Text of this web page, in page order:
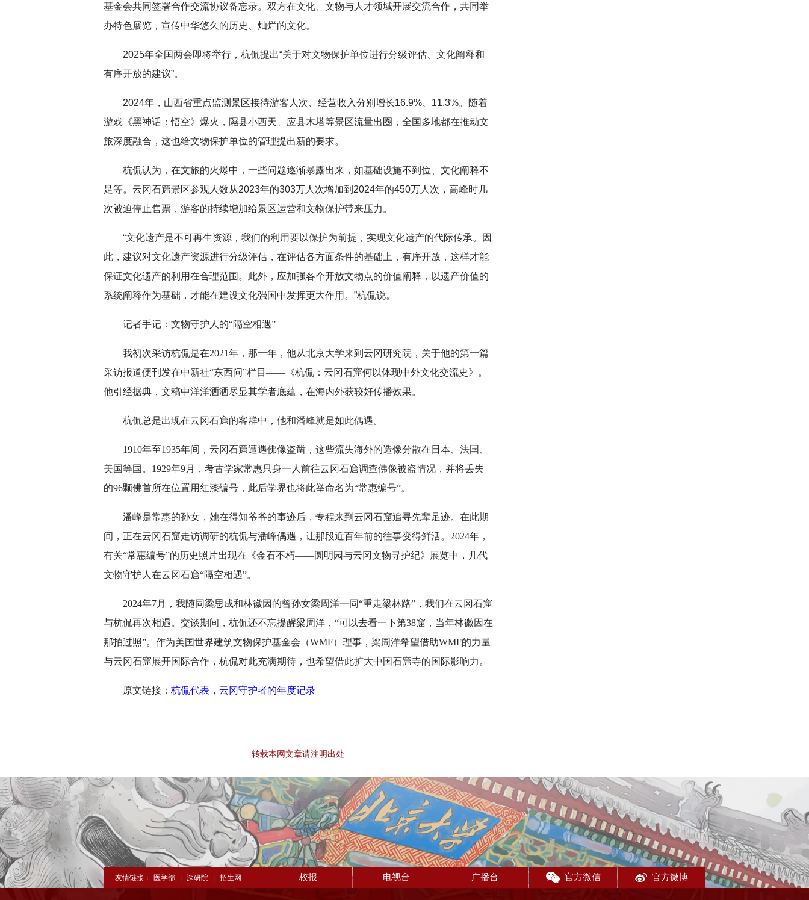
基金会共同签署合作交流协议备忘录。双方在文化、文物与人才领域开展交流合作，共同举
办特色展览，宣传中华悠久的历史、灿烂的文化。
2025年全国两会即将举行，杭侃提出“关于对文物保护单位进行分级评估、文化阐释和
有序开放的建议”。
2024年，山西省重点监测景区接待游客人次、经营收入分别增长16.9%、11.3%。随着
游戏《黑神话：悟空》爆火，隰县小西天、应县木塔等景区流量出圈，全国多地都在推动文
旅深度融合，这也给文物保护单位的管理提出新的要求。
杭侃认为，在文旅的火爆中，一些问题逐渐暴露出来，如基础设施不到位、文化阐释不
足等。云冈石窟景区参观人数从2023年的303万人次增加到2024年的450万人次，高峰时几
次被迫停止售票，游客的持续增加给景区运营和文物保护带来压力。
“文化遗产是不可再生资源，我们的利用要以保护为前提，实现文化遗产的代际传承。因
此，建议对文化遗产资源进行分级评估，在评估各方面条件的基础上，有序开放，这样才能
保证文化遗产的利用在合理范围。此外，应加强各个开放文物点的价值阐释，以遗产价值的
系统阐释作为基础，才能在建设文化强国中发挥更大作用。”杭侃说。
记者手记：文物守护人的“隔空相遇”
我初次采访杭侃是在2021年，那一年，他从北京大学来到云冈研究院，关于他的第一篇
采访报道便刊发在中新社“东西问”栏目——《杭侃：云冈石窟何以体现中外文化交流史》。
他引经据典，文稿中洋洋洒洒尽显其学者底蕴，在海内外获较好传播效果。
杭侃总是出现在云冈石窟的客群中，他和潘峰就是如此偶遇。
1910年至1935年间，云冈石窟遭遇佛像盗凿，这些流失海外的造像分散在日本、法国、
美国等国。1929年9月，考古学家常惠只身一人前往云冈石窟调查佛像被盗情况，并将丢失
的96颗佛首所在位置用红漆编号，此后学界也将此举命名为“常惠编号”。
潘峰是常惠的孙女，她在得知爷爷的事迹后，专程来到云冈石窟追寻先辈足迹。在此期
间，正在云冈石窟走访调研的杭侃与潘峰偶遇，让那段近百年前的往事变得鲜活。2024年，
有关“常惠编号”的历史照片出现在《金石不朽——圆明园与云冈文物寻护纪》展览中，几代
文物守护人在云冈石窟“隔空相遇”。
2024年7月，我随同梁思成和林徽因的曾孙女梁周洋一同“重走梁林路”，我们在云冈石窟
与杭侃再次相遇。交谈期间，杭侃还不忘提醒梁周洋，“可以去看一下第38窟，当年林徽因在
那拍过照”。作为美国世界建筑文物保护基金会（WMF）理事，梁周洋希望借助WMF的力量
与云冈石窟展开国际合作，杭侃对此充满期待，也希望借此扩大中国石窟寺的国际影响力。
原文链接： 杭侃代表，云冈守护者的年度记录
转载本网文章请注明出处
友情链接： 医学部 | 深研院 | 招生网 校报 电视台 广播台 官方微信 官方微博